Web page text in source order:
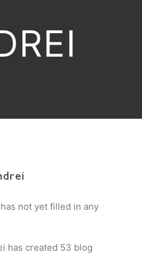
not yet filled in any
has created 53 blog